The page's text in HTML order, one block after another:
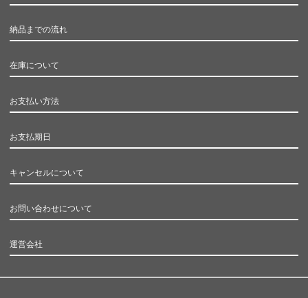
納品までの流れ
在庫について
お支払い方法
お支払期日
キャンセルについて
お問い合わせについて
運営会社